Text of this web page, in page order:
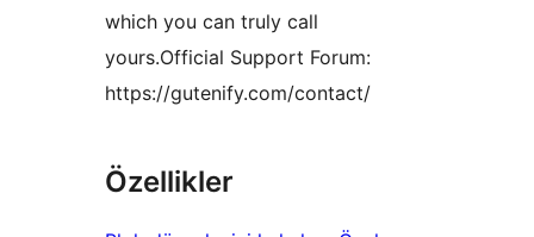
which you can truly call
yours.Official Support Forum:
https://gutenify.com/contact/
Özellikler